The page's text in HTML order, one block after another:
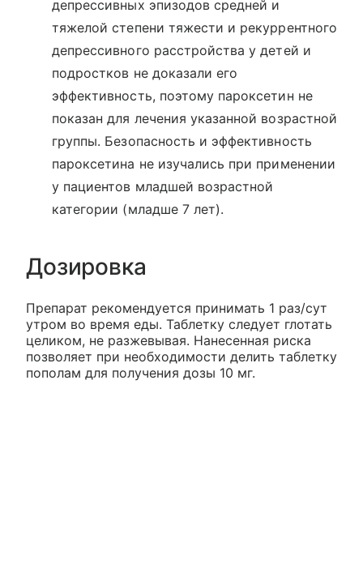
депрессивных эпизодов средней и
тяжелой степени тяжести и рекуррентного
депрессивного расстройства у детей и
подростков не доказали его
эффективность, поэтому пароксетин не
показан для лечения указанной возрастной
группы. Безопасность и эффективность
пароксетина не изучались при применении
у пациентов младшей возрастной
категории (младше 7 лет).
Дозировка
Препарат рекомендуется принимать 1 раз/сут
утром во время еды. Таблетку следует глотать
целиком, не разжевывая. Нанесенная риска
позволяет при необходимости делить таблетку
пополам для получения дозы 10 мг.